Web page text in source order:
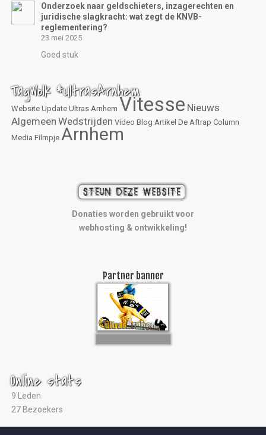
Onderzoek naar geldschieters, inzagerechten en
juridische slagkracht: wat zegt de KNVB-
reglementering?
23 mei 2025
Goed stuk
TagWolk #UltrasArnhem
Website Update Ultras Arnhem Vitesse Nieuws
Algemeen Wedstrijden Video Blog Artikel De Aftrap Column
Media Filmpje Arnhem
Donaties worden gebruikt voor
webhosting & ontwikkeling!
Partner banner
Online stats
9 Leden
27 Bezoekers